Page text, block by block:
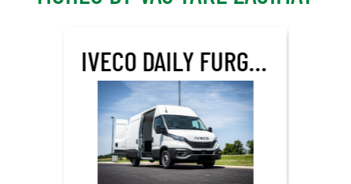
IVECO DAILY FURGON